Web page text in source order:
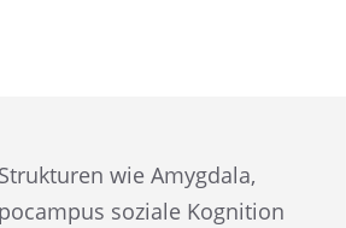
wie Amygdala,
soziale Kogni­tion